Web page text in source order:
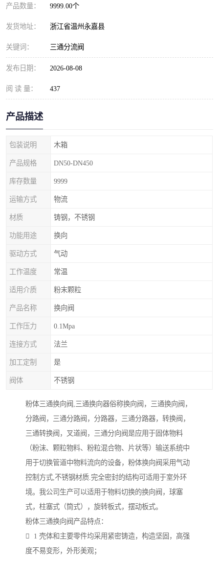
产品数量： 9999.00个
发货地址： 浙江省温州永嘉县
关键词： 三通分流阀
发布日期： 2026-08-08
阅 读 量： 437
产品描述
包装说明 木箱
产品规格 DN50-DN450
库存数量 9999
运输方式 物流
材质 铸钢，不锈钢
功能用途 换向
驱动方式 气动
工作温度 常温
适用介质 粉末颗粒
产品名称 换向阀
工作压力 0.1Mpa
连接方式 法兰
加工定制 是
阀体 不锈钢
粉体三通换向阀,三通换向器俗称换向阀，三通换向阀，
分路阀，三通分路阀，分路器，三通分路器，转换阀，
三通转换阀，叉道阀，三通分向阀是应用于固体物料
（粉沫、颗粒物料、粉粒混合物、片状等）输送系统中
用于切换管道中物料流向的设备，粉体换向阀采用气动
控制方式,不锈钢材质.完全密封的结构可适用于室外环
境。我公司生产可以适用于物料切换的换向阀，球塞
式，柱塞式（筒式），旋转板式，摆动板式。
粉体三通换向阀产品特点：
 1 壳体和主要零件均采用紧密铸造，构造坚固，高强
度不易变形，外形美观；